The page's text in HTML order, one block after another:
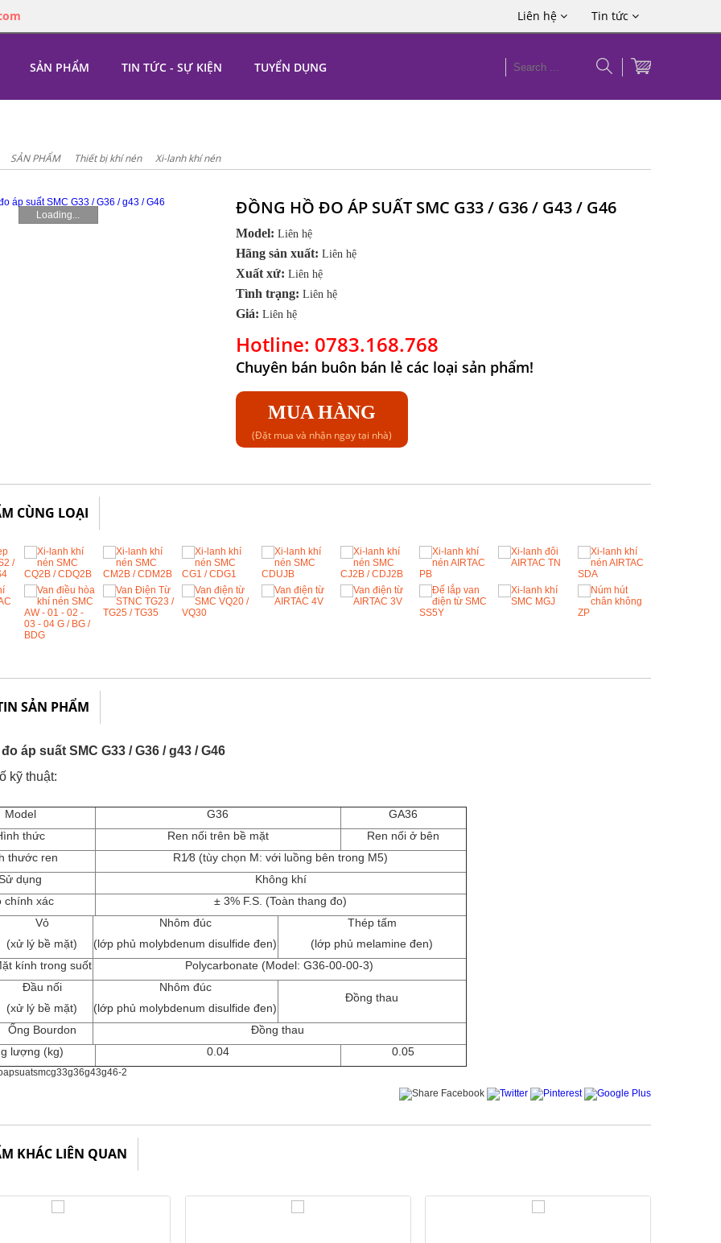
Tin tức
Liên hệ
SẢN PHẨM TIN TỨC - SỰ KIỆN TUYỂN DỤNG
SẢN PHẨM Thiết bị khí nén Xi-lanh khí nén
Loading... ĐỒNG HỒ ĐO ÁP SUẤT SMC G33 / G36 / G43 / G46
Model: Liên hệ
Hãng sản xuất: Liên hệ
Xuất xứ: Liên hệ
Tình trạng: Liên hệ
Giá: Liên hệ
Hotline: 0783.168.768
Chuyên bán buôn bán lẻ các loại sản phẩm!
MUA HÀNG
(Đặt mua và nhận ngay tại nhà)
CÙNG LOẠI
SẢN PHẨM
áp suất SMC G33 / G36 / g43 / G46
kỹ thuật:
Model G36
GA36
thức
Ren nối trên bề mặt
Ren nối ở bên
thước ren
R1⁄8 (tùy chọn M: với luồng bên trong M5)
dụng
Không khí
chính xác
± 3% F.S. (Toàn thang đo)
Vỏ
(xử lý bề mặt)
Nhôm đúc
(lớp phủ molybdenum disulfide đen)
Thép tấm
(lớp phủ melamine đen)
kính trong suốt
Polycarbonate (Model: G36-00-00-3)
Đầu nối
(xử lý bề mặt)
Nhôm đúc
(lớp phủ molybdenum disulfide đen)
Đồng thau
Ống Bourdon
Đồng thau
lượng (kg)
0.04 0.05
KHÁC LIÊN QUAN